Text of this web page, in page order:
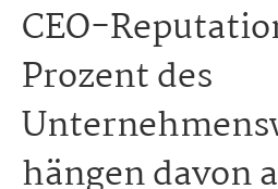
CEO-
Prozent des
hängen davon